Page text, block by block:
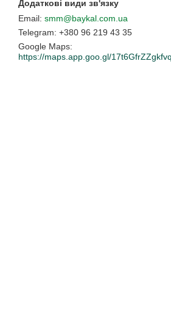
smm@baykal.com.ua
+380 96 219 43 35
Google Maps
https://maps.app.goo.gl/